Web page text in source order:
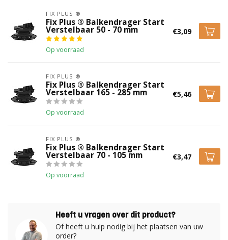
FIX PLUS ®
Fix Plus ® Balkendrager Start
Verstelbaar 50 - 70 mm
Op voorraad
€3,09
FIX PLUS ®
Fix Plus ® Balkendrager Start
Verstelbaar 165 - 285 mm
Op voorraad
€5,46
FIX PLUS ®
Fix Plus ® Balkendrager Start
Verstelbaar 70 - 105 mm
Op voorraad
€3,47
Heeft u vragen over dit product?
Of heeft u hulp nodig bij het plaatsen van uw
order?